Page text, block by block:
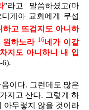
”라고 말씀하셨고(마
게아 교회에게 무섭
하고 뜨겁지도 아니하
원하노라 16네가 이같
지도 아니하니 내 입
6).
이다. 그런데도 많은
지고 산다. 그렇게 하
아무렇지 않을 것이라